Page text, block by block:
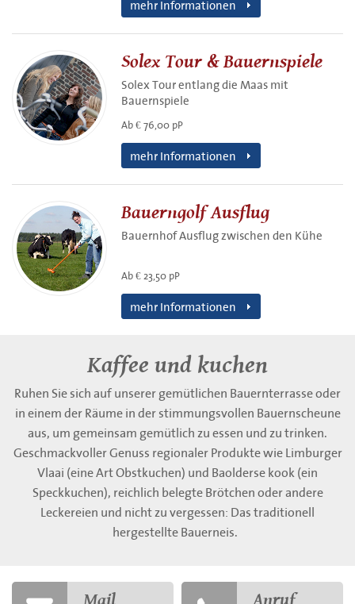
mehr Informationen
Solex Tour & Bauernspiele
Solex Tour entlang die Maas mit
Bauernspiele
Ab € 76,00 pP
mehr Informationen
Bauerngolf Ausflug
Bauernhof Ausflug zwischen den Kühe
Ab € 23,50 pP
mehr Informationen
Kaffee und kuchen
Ruhen Sie sich auf unserer gemütlichen Bauernterrasse oder
in einem der Räume in der stimmungsvollen Bauernscheune
aus, um gemeinsam gemütlich zu essen und zu trinken.
Geschmackvoller Genuss regionaler Produkte wie Limburger
Vlaai (eine Art Obstkuchen) und Baolderse kook (ein
Speckkuchen), reichlich belegte Brötchen oder andere
Leckereien und nicht zu vergessen: Das traditionell
hergestellte Bauerneis.